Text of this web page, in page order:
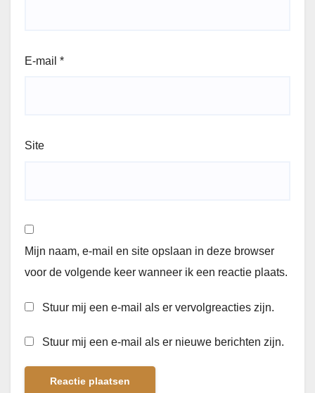
E-mail *
Site
Mijn naam, e-mail en site opslaan in deze browser
voor de volgende keer wanneer ik een reactie plaats.
Stuur mij een e-mail als er vervolgreacties zijn.
Stuur mij een e-mail als er nieuwe berichten zijn.